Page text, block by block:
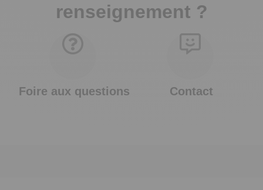
renseignement ?
Foire aux questions Contact